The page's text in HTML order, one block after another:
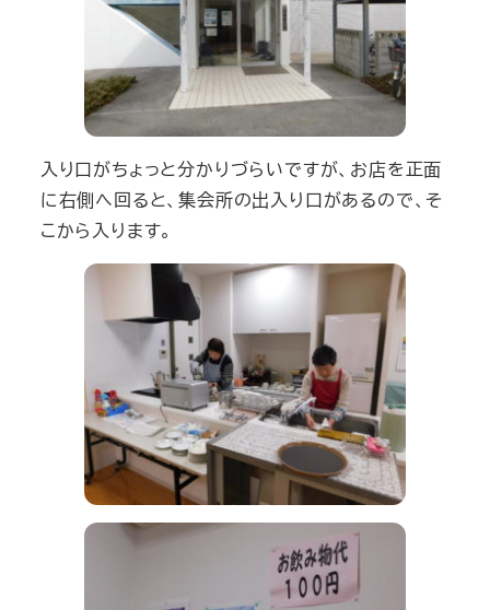
入り口がちょっと分かりづらいですが、お店を正面
に右側へ回ると、集会所の出入り口があるので、そ
こから入ります。